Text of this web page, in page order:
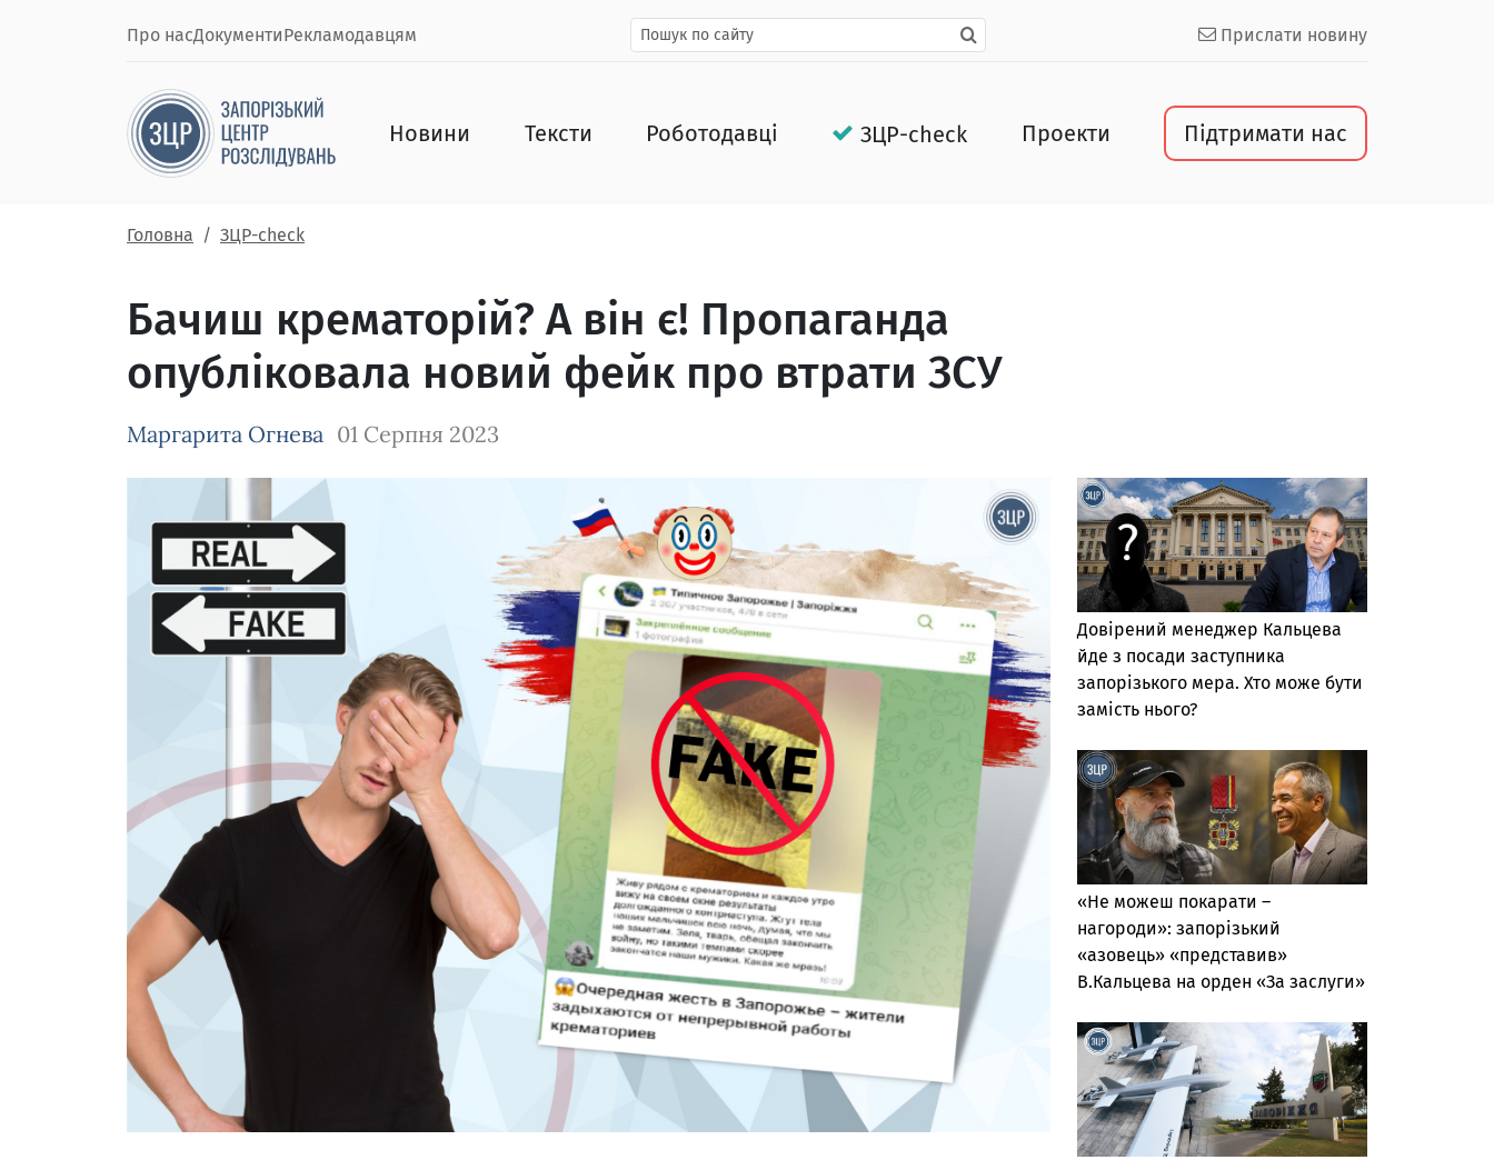
Про насДокументиРекламодавцям Прислати новину
Новини Тексти Роботодавці ЗЦР-check Проекти Підтримати нас
Головна ЗЦР-check
Бачиш крематорій? А він є! Пропаганда
опубліковала новий фейк про втрати ЗСУ
Маргарита Огнева 01 Серпня 2023
Зображення завантажується
Довірений менеджер Кальцева
йде з посади заступника
запорізького мера. Хто може бути
замість нього?
«Не можеш покарати –
нагороди»: запорізький
«азовець» «представив»
В.Кальцева на орден «За заслуги»